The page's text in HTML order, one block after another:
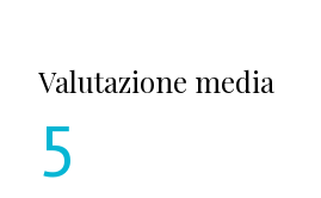
Valutazione media
5